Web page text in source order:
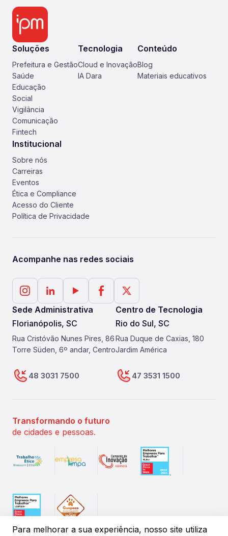
Para melhorar a sua experiência, nosso site utiliza
Soluções
Prefeitura e Gestão
Saúde
Educação
Social
Vigilância
Comunicação
Fintech
Tecnologia
Cloud e Inovação
IA Dara
Conteúdo
Blog
Materiais educativos
Institucional
Sobre nós
Carreiras
Eventos
Ética e Compliance
Acesso do Cliente
Política de Privacidade
Acompanhe nas redes sociais
Sede Administrativa
Florianópolis, SC
Rua Cristóvão Nunes Pires, 86
Torre Süden, 6º andar, Centro
48 3031 7500
Centro de Tecnologia
Rio do Sul, SC
Rua Duque de Caxias, 180
Jardim América
47 3531 1500
Transformando o futuro
de cidades e pessoas.